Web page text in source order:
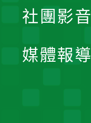
社團影音
媒體報導